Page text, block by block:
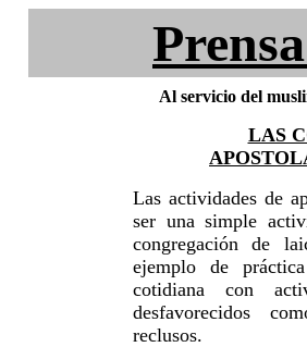
Al servicio del
LAS
Las actividades de
ser una simple
congregación de
ejemplo de
cotidiana con
desfavorecidos
reclusos.